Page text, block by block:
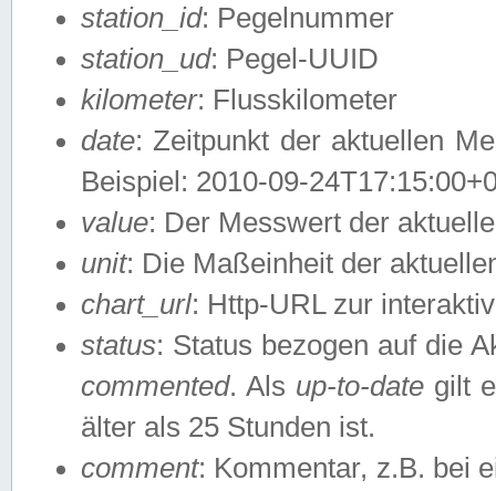
station_id: Pegelnummer
station_ud: Pegel-UUID
kilometer: Flusskilometer
date: Zeitpunkt der aktuellen
Beispiel: 2010-09-
value: Der Messwert der
unit: Die Maßeinheit der
chart_url: Http-URL zur
status: Status bezogen auf die
commented. Als up-to-date gilt
älter als 25 Stunden ist.
comment: Kommentar, z.B. bei